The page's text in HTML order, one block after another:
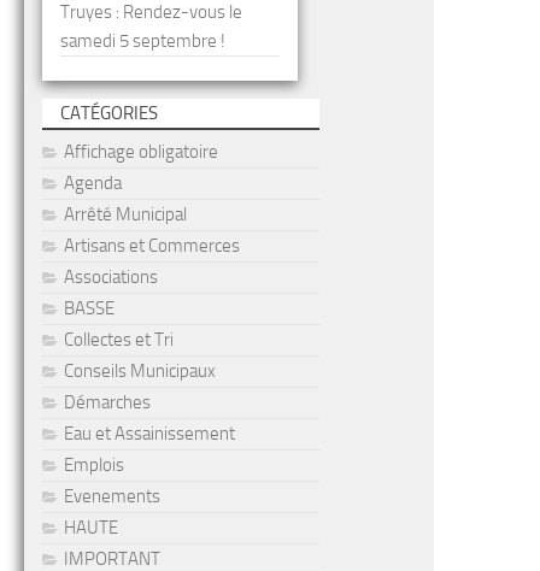
Truyes : Rendez-vous le
samedi 5 septembre !
CATÉGORIES
Affichage obligatoire
Agenda
Arrêté Municipal
Artisans et Commerces
Associations
BASSE
Collectes et Tri
Conseils Municipaux
Démarches
Eau et Assainissement
Emplois
Evenements
HAUTE
IMPORTANT